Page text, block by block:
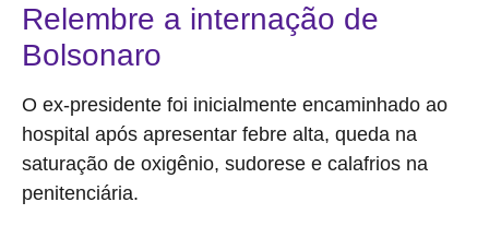
Relembre a internação de
Bolsonaro
O ex-presidente foi inicialmente encaminhado ao
hospital após apresentar febre alta, queda na
saturação de oxigênio, sudorese e calafrios na
penitenciária.